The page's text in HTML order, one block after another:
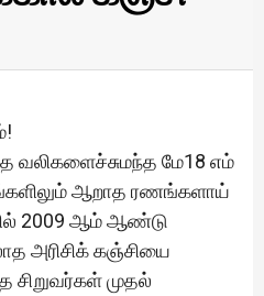
வலிகளைச்சுமந்த மே18 எம்
ஆறாத ரணங்களாய்
2009 ஆம் ஆண்டு
அரிசிக் கஞ்சியை
சிறுவர்கள் முதல்